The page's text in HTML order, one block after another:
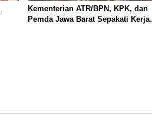
Kementerian ATR/BPN, KPK, dan
Pemda Jawa Barat Sepakati Kerja